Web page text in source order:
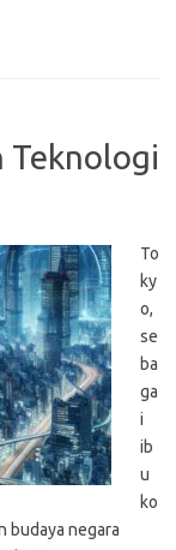
Teknologi
To
ky
o,
se
ba
ga
i
ib
u
ko
budaya negara